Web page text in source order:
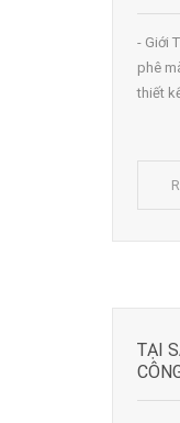
- Giới
phê
thiết
TẠI